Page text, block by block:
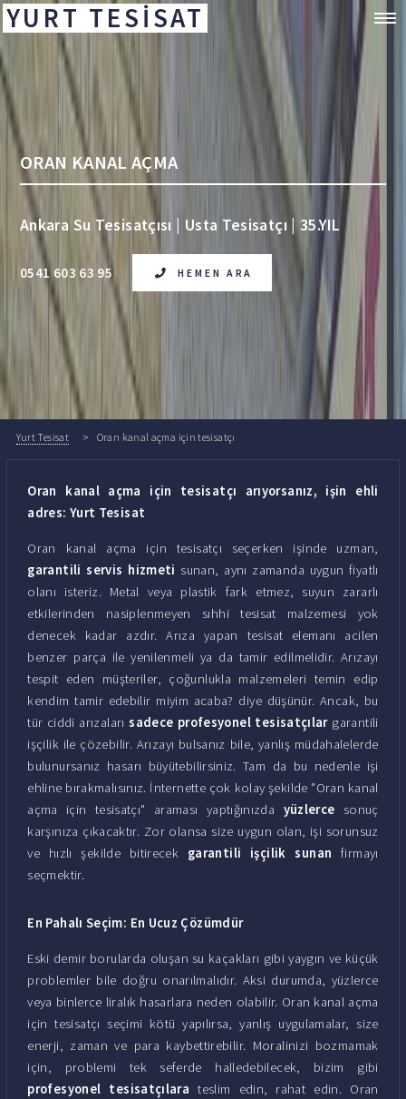
YURT TESİSAT
ORAN KANAL AÇMA
Ankara Su Tesisatçısı | Usta Tesisatçı | 35.YIL
0541 603 63 95 HEMEN ARA
Yurt Tesisat Oran kanal açma için tesisatçı
Oran kanal açma için tesisatçı arıyorsanız, işin ehli
adres: Yurt Tesisat
Oran kanal açma için tesisatçı seçerken işinde uzman,
garantili servis hizmeti sunan, aynı zamanda uygun fiyatlı
olanı isteriz. Metal veya plastik fark etmez, suyun zararlı
etkilerinden nasiplenmeyen sıhhi tesisat malzemesi yok
denecek kadar azdır. Arıza yapan tesisat elemanı acilen
benzer parça ile yenilenmeli ya da tamir edilmelidir. Arızayı
tespit eden müşteriler, çoğunlukla malzemeleri temin edip
kendim tamir edebilir miyim acaba? diye düşünür. Ancak, bu
tür ciddi arızalarısadece profesyonel tesisatçılargarantili
işçilik ile çözebilir. Arızayı bulsanız bile, yanlış müdahalelerde
bulunursanız hasarı büyütebilirsiniz. Tam da bu nedenle işi
ehline bırakmalısınız. İnternette çok kolay şekilde "Oran kanal
açma için tesisatçı" araması yaptığınızda yüzlerce sonuç
karşınıza çıkacaktır. Zor olansa size uygun olan, işi sorunsuz
ve hızlı şekilde bitirecek garantili işçilik sunan firmayı
seçmektir.
En Pahalı Seçim: En Ucuz Çözümdür
Eski demir borularda oluşan su kaçakları gibi yaygın ve küçük
problemler bile doğru onarılmalıdır. Aksi durumda, yüzlerce
veya binlerce liralık hasarlara neden olabilir. Oran kanal açma
için tesisatçı seçimi kötü yapılırsa, yanlış uygulamalar, size
enerji, zaman ve para kaybettirebilir. Moralinizi bozmamak
için, problemi tek seferde halledebilecek, bizim gibi
profesyonel tesisatçılara teslim edin, rahat edin. Oran